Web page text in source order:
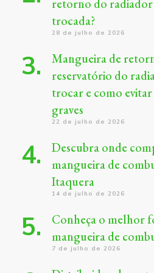
retorno do radiador
trocada?
28 de julho de 2026
Mangueira de
reservatório do
trocar e como
graves
22 de julho de 2026
Descubra onde
mangueira de
Itaquera
14 de julho de 2026
Conheça o melhor
mangueira de
7 de julho de 2026